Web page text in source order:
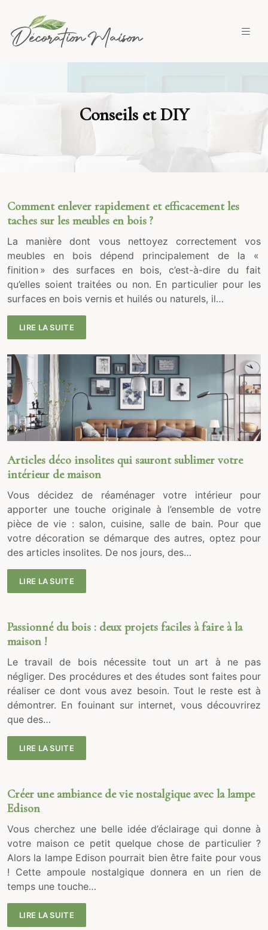
Conseils et DIY
Comment enlever rapidement et efficacement les
taches sur les meubles en bois ?
La manière dont vous nettoyez correctement vos
meubles en bois dépend principalement de la «
finition » des surfaces en bois, c’est-à-dire du fait
qu’elles soient traitées ou non. En particulier pour les
surfaces en bois vernis et huilés ou naturels, il…
LIRE LA SUITE
Articles déco insolites qui sauront sublimer votre
intérieur de maison
Vous décidez de réaménager votre intérieur pour
apporter une touche originale à l’ensemble de votre
pièce de vie : salon, cuisine, salle de bain. Pour que
votre décoration se démarque des autres, optez pour
des articles insolites. De nos jours, des…
LIRE LA SUITE
Passionné du bois : deux projets faciles à faire à la
maison !
Le travail de bois nécessite tout un art à ne pas
négliger. Des procédures et des études sont faites pour
réaliser ce dont vous avez besoin. Tout le reste est à
démontrer. En fouinant sur internet, vous découvrirez
que des…
LIRE LA SUITE
Créer une ambiance de vie nostalgique avec la lampe
Edison
Vous cherchez une belle idée d’éclairage qui donne à
votre maison ce petit quelque chose de particulier ?
Alors la lampe Edison pourrait bien être faite pour vous
! Cette ampoule nostalgique donnera en un rien de
temps une touche…
LIRE LA SUITE